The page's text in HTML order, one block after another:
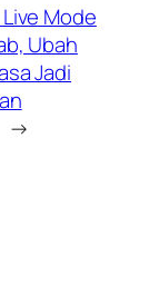
Mode
Ubah
Jadi
→